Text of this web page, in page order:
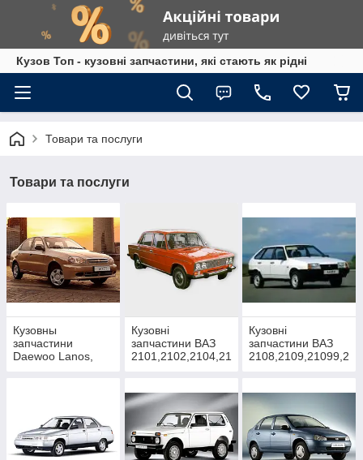
Кузов Топ - кузовні запчастини, які стають як рідні
Товари та послуги
Товари та послуги
Кузовны
запчастини
Daewoo Lanos,
Кузовні
запчастини ВАЗ
2101,2102,2104,21
Кузовні
запчастини ВАЗ
2108,2109,21099,2